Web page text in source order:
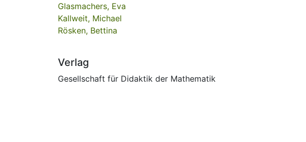
Glasmachers, Eva
Kallweit, Michael
Rösken, Bettina
Verlag
Gesellschaft für Didaktik der Mathematik